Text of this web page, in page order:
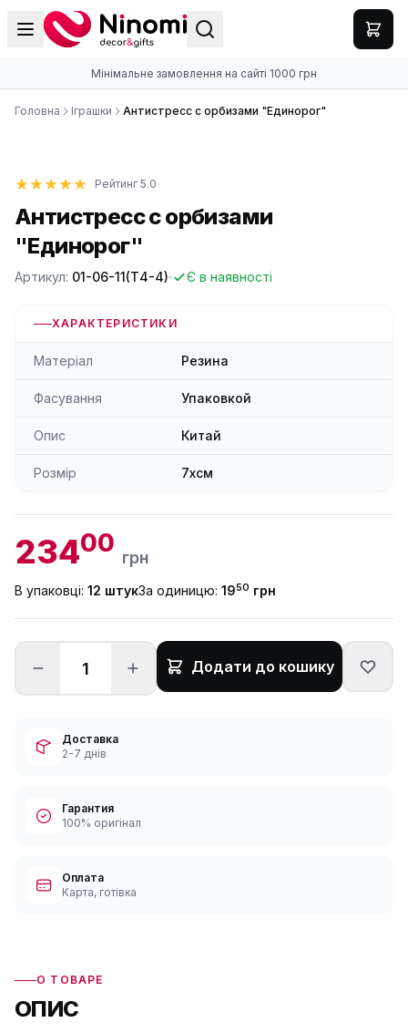
Мінімальне замовлення на сайті 1000 грн
Головна Іграшки Антистресс с орбизами "Единорог"
Рейтинг 5.0
Антистресс с орбизами
"Единорог"
Артикул: 01-06-11(Т4-4) Є в наявності
ХАРАКТЕРИСТИКИ
Матеріал Резина
Фасування Упаковкой
Опис Китай
Розмір 7xсм
23400 грн
В упаковці: 12 штукЗа одиницю: 1950 грн
Додати до кошику
Доставка
2-7 днів
Гарантия
100% оригінал
Оплата
Карта, готівка
О ТОВАРЕ
ОПИС